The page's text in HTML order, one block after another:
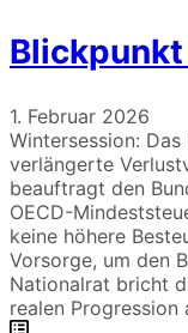
1. Februar 2026
Wintersession:
verlängerte
beauftragt den
OECD-
keine höhere
Vorsorge, um den
Nationalrat bricht
realen Progression